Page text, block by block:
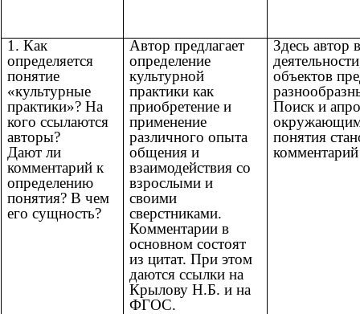
1. Как
определяется
понятие
«культурные
практики»? На
кого ссылаются
авторы?
Дают ли
комментарий к
определению
понятия? В чем
его сущность?
Автор предлагает
определение
культурной
практики как
приобретение и
применение
различного опыта
общения и
взаимодействия со
взрослыми и
своими
сверстниками.
Комментарии в
основном состоят
из цитат. При этом
даются ссылки на
Крылову Н.Б. и на
ФГОС.
Здесь автор
объектов
Поиск и
понятия